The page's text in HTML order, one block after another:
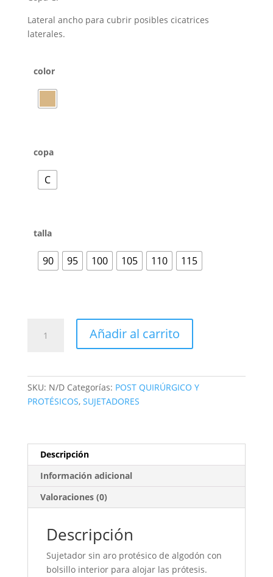
Lateral ancho para cubrir posibles cicatrices
laterales.
color
copa
C
talla
90 95 100 105 110 115
Añadir al carrito
SKU: N/D Categorías: POST QUIRÚRGICO Y
PROTÉSICOS, SUJETADORES
Descripción
Información adicional
Valoraciones (0)
Descripción
Sujetador sin aro protésico de algodón con
bolsillo interior para alojar las prótesis.